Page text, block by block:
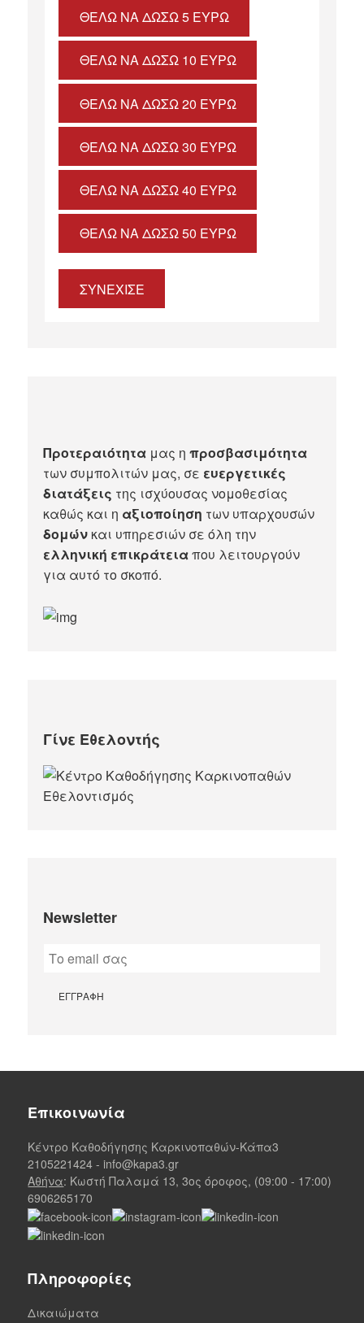
ΘΈΛΩ ΝΑ ΔΏΣΩ 5 ΕΥΡΏ
ΘΈΛΩ ΝΑ ΔΏΣΩ 10 ΕΥΡΏ
ΘΈΛΩ ΝΑ ΔΏΣΩ 20 ΕΥΡΏ
ΘΈΛΩ ΝΑ ΔΏΣΩ 30 ΕΥΡΏ
ΘΈΛΩ ΝΑ ΔΏΣΩ 40 ΕΥΡΏ
ΘΈΛΩ ΝΑ ΔΏΣΩ 50 ΕΥΡΏ
ΣΥΝΕΧΙΣΕ
Προτεραιότητα μας ηπροσβασιμότητα
των συμπολιτών μας, σε ευεργετικές
διατάξεις της ισχύουσας νομοθεσίας
καθώς και η αξιοποίηση των υπαρχουσών
δομών και υπηρεσιών σε όλη την
ελληνική επικράτειαπου λειτουργούν
για αυτό το σκοπό.​
Γίνε Εθελοντής
Newsletter
Επικοινωνία
Κέντρο Καθοδήγησης Καρκινοπαθών-Κάπα3
2105221424 - info@kapa3.gr
Αθήνα: Κωστή Παλαμά 13, 3ος όροφος, (09:00 - 17:00)
6906265170
Πληροφορίες
Δικαιώματα